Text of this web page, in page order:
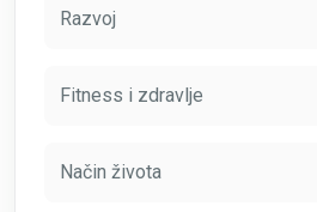
Razvoj
Fitness i zdravlje
Način života